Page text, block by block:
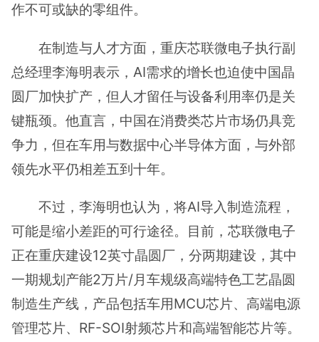
作不可或缺的零组件。
在制造与人才方面，重庆芯联微电子执行副
总经理李海明表示，AI需求的增长也迫使中国晶
圆厂加快扩产，但人才留任与设备利用率仍是关
键瓶颈。他直言，中国在消费类芯片市场仍具竞
争力，但在车用与数据中心半导体方面，与外部
领先水平仍相差五到十年。
不过，李海明也认为，将AI导入制造流程，
可能是缩小差距的可行途径。目前，芯联微电子
正在重庆建设12英寸晶圆厂，分两期建设，其中
一期规划产能2万片/月车规级高端特色工艺晶圆
制造生产线，产品包括车用MCU芯片、高端电源
管理芯片、RF-SOI射频芯片和高端智能芯片等。